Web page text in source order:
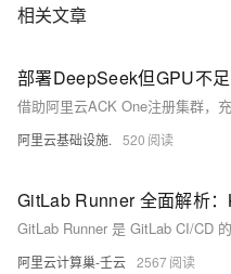
开发的微服务应用。本课程由黑
性能可伸缩的容器应用管理能力
理。整合阿里云虚拟化、存储、
用运行环境。 了解产品详情:
相关文章
阿里云基础设施. 520
GitLab Runner 全面解析
阿里云计算巢-壬云 2567